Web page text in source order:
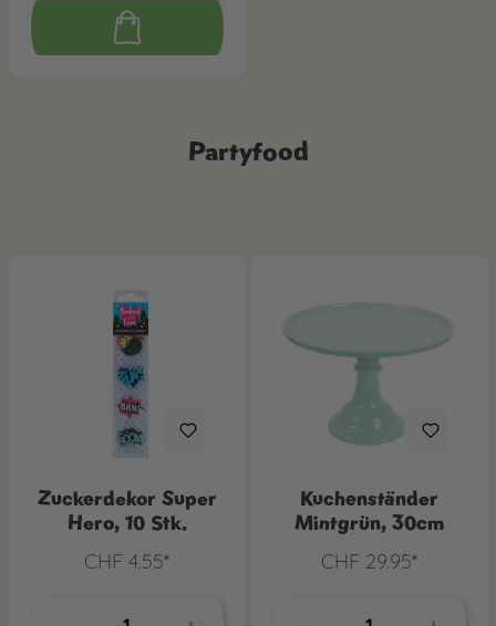
Partyfood
Zuckerdekor Super
Hero, 10 Stk.
CHF 4.55*
Kuchenständer
Mintgrün, 30cm
CHF 29.95*